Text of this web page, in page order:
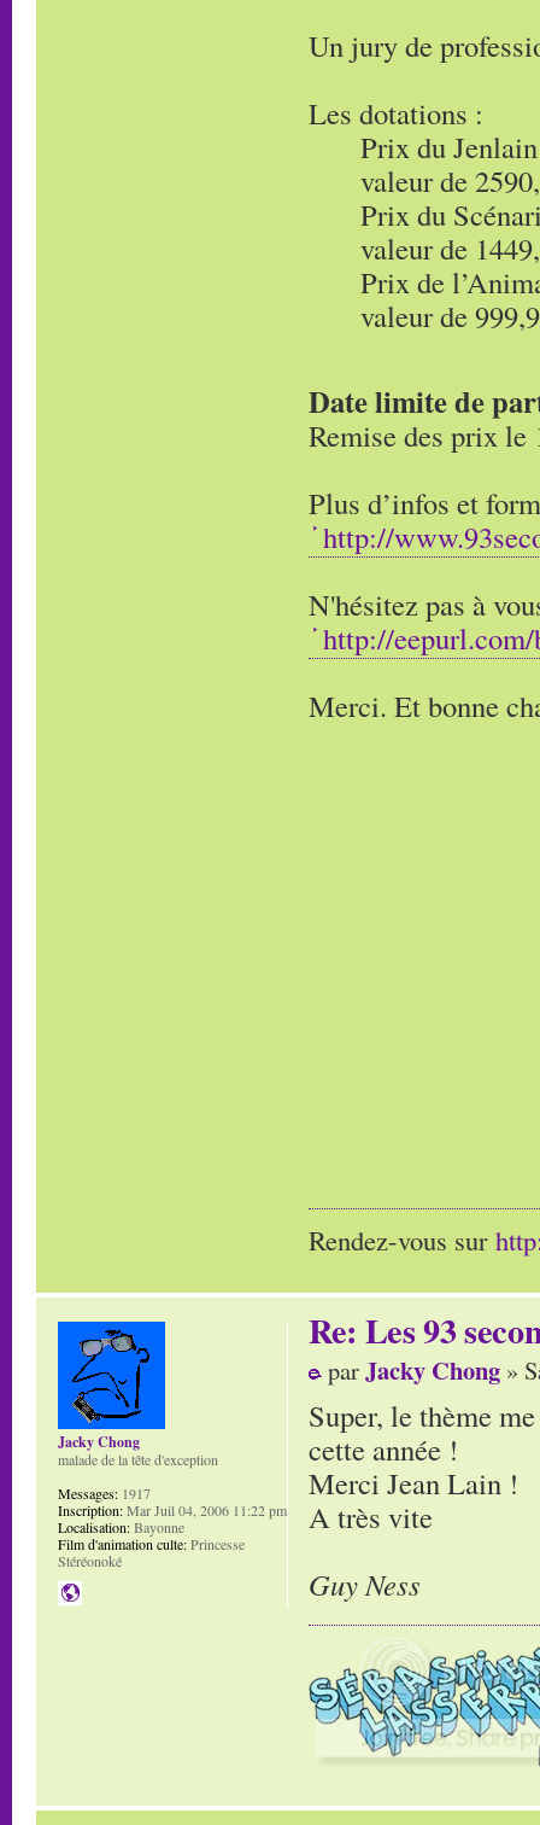
Un jury de
Les dotations :
Prix du
valeur de
Prix du
valeur de
Prix de
valeur de
Date limite de
Remise des prix le
Plus d’infos et
http://
N'hésitez pas à
http://
Merci. Et bonne
Rendez-vous sur
Re: Les 93
parJacky Chong »
Super, le thème
cette année !
Merci Jean Lain !
A très vite
Guy Ness
Jacky Chong
malade de la tête d'exception
Messages: 1917
Inscription:Mar Juil 04, 2006 11:22 pm
Localisation:Bayonne
Film d'animation culte:Princesse
Stéréonoké